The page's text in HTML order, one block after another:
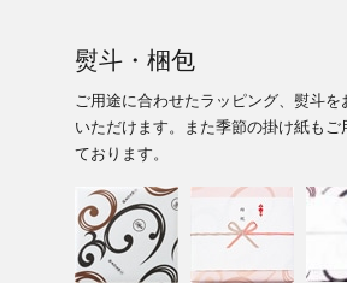
熨斗・梱包
ご用途に合わせたラッピング、熨斗を
いただけます。また季節の掛け紙もご
ております。